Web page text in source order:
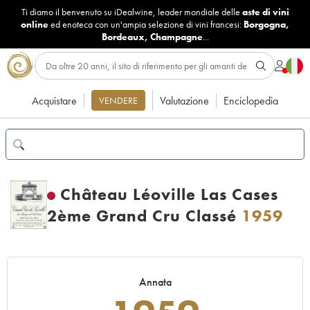
Ti diamo il benvenuto su iDealwine, leader mondiale delle aste di vini
onlineed enoteca con un'ampia selezione di vini francesi: Borgogna,
Bordeaux, Champagne...
Acquistare VENDERE Valutazione Enciclopedia
Château Léoville Las Cases
2ème Grand Cru Classé 1959
Annata